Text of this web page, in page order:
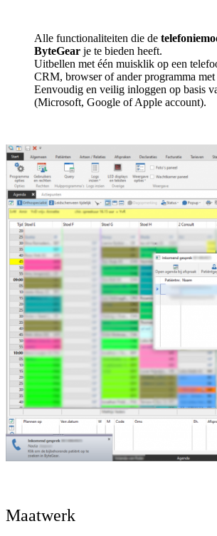
Alle functionaliteiten die de
ByteGear je te bieden heeft.
Uitbellen met één muisklik op een
CRM, browser of ander programma met
Eenvoudig en veilig inloggen op basis
(Microsoft, Google of Apple account).
Maatwerk